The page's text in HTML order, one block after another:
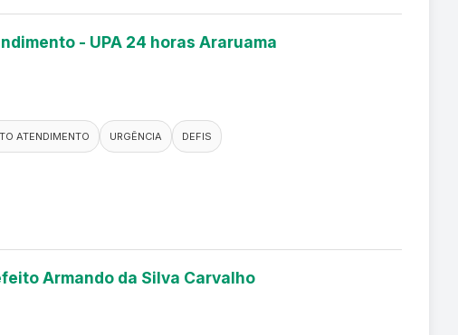
- UPA 24 horas Araruama
ATENDIMENTO URGÊNCIA
DEFIS
Armando da Silva Carvalho